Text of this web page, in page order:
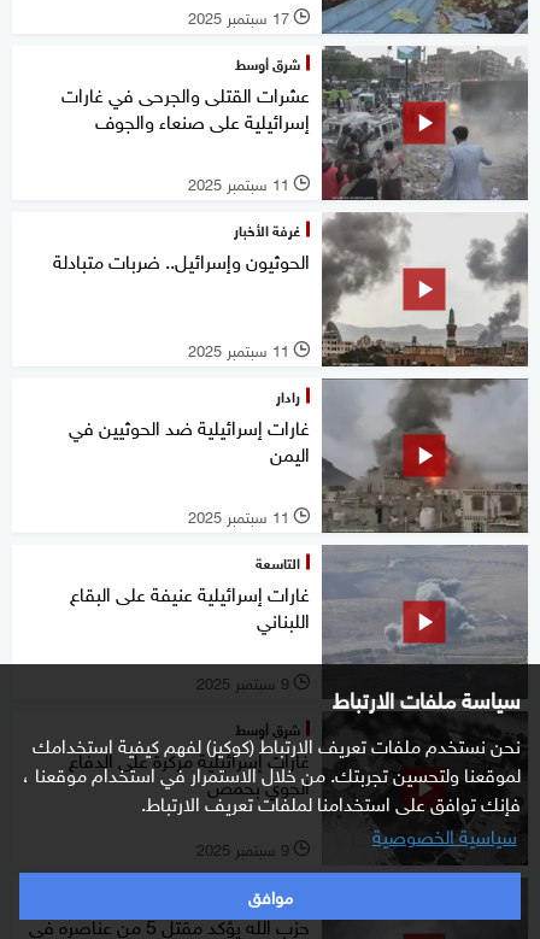
سياسة ملفات الارتباط
نحن نستخدم ملفات تعريف الارتباط (كوكيز) لفهم كيفية استخدامك
لموقعنا ولتحسين تجربتك. من خلال الاستمرار في استخدام موقعنا ،
فإنك توافق على استخدامنا لملفات تعريف الارتباط.
سياسية الخصوصية
موافق
l 17 سبتمبر 2025
شرق أوسط
عشرات القتلى والجرحى في غارات
إسرائيلية على صنعاء والجوف
l 11 سبتمبر 2025
غرفة الأخبار
الحوثيون وإسرائيل.. ضربات متبادلة
l 11 سبتمبر 2025
رادار
غارات إسرائيلية ضد الحوثيين في
اليمن
l 11 سبتمبر 2025
التاسعة
غارات إسرائيلية عنيفة على البقاع
اللبناني
l 9 سبتمبر 2025
شرق أوسط
غارات إسرائيلية مركزة على الدفاع
الجوي بحمص
l 9 سبتمبر 2025
شرق أوسط
حزب الله يؤكد مقتل 5 من عناصره في